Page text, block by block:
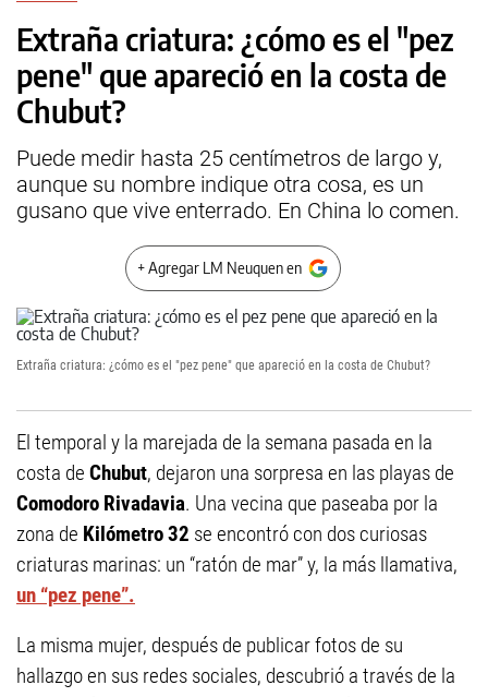
Extraña criatura: ¿cómo es el "pez
pene" que apareció en la costa de
Chubut?
Puede medir hasta 25 centímetros de largo y,
aunque su nombre indique otra cosa, es un
gusano que vive enterrado. En China lo comen.
+ Agregar LM Neuquen en
Extraña criatura: ¿cómo es el "pez pene" que apareció en la costa de Chubut?
El temporal y la marejada de la semana pasada en la
costa de Chubut, dejaron una sorpresa en las playas de
Comodoro Rivadavia. Una vecina que paseaba por la
zona de Kilómetro 32 se encontró con dos curiosas
criaturas marinas: un “ratón de mar” y, la más llamativa,
un “pez pene”.
La misma mujer, después de publicar fotos de su
hallazgo en sus redes sociales, descubrió a través de la